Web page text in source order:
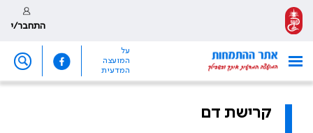
התחבר/י
על
המועצה
המדעית
קרישת דם